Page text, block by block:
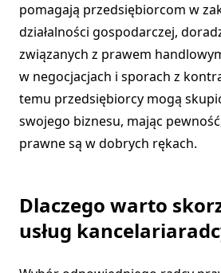
pomagają przedsiębiorcom w
działalności gospodarczej,
związanych z prawem
w negocjacjach i sporach z
temu przedsiębiorcy mogą
swojego biznesu, mając
prawne są w dobrych rękach.
Dlaczego warto
usług